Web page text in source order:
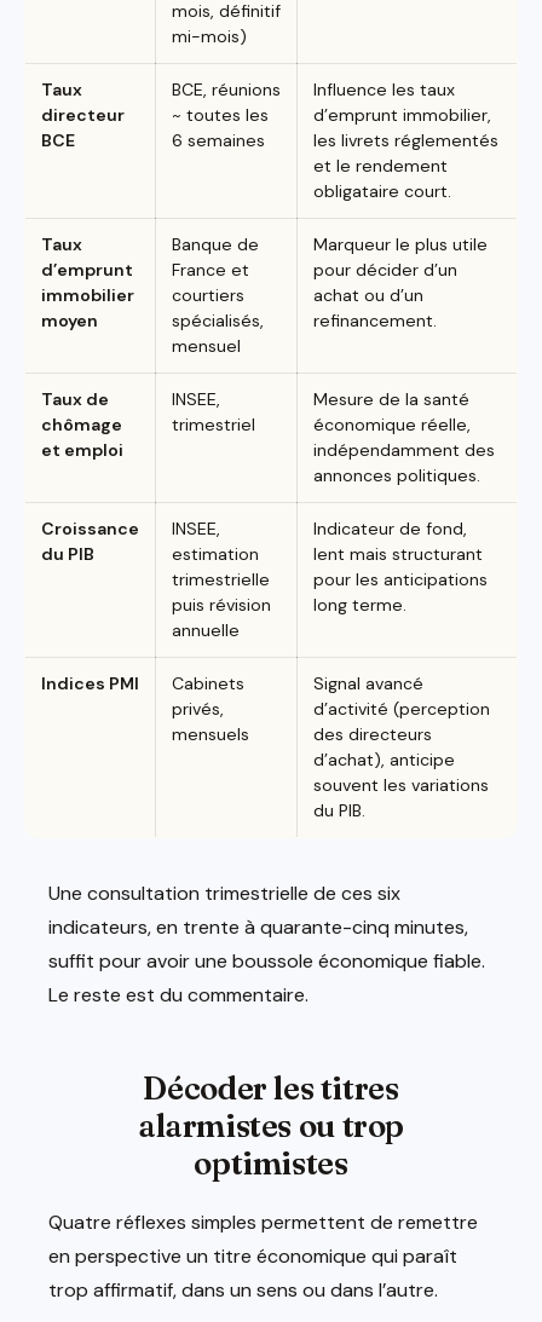
mois, définitif
mi-mois)
Taux
directeur
BCE
BCE, réunions
~ toutes les
6 semaines
Influence les taux
d’emprunt immobilier,
les livrets réglementés
et le rendement
obligataire court.
Taux
d’emprunt
immobilier
moyen
Banque de
France et
courtiers
spécialisés,
mensuel
Marqueur le plus utile
pour décider d’un
achat ou d’un
refinancement.
Taux de
chômage
et emploi
INSEE,
trimestriel
Mesure de la santé
économique réelle,
indépendamment des
annonces politiques.
Croissance
du PIB
INSEE,
estimation
trimestrielle
puis révision
annuelle
Indicateur de fond,
lent mais structurant
pour les anticipations
long terme.
Indices PMI
Cabinets
privés,
mensuels
Signal avancé
d’activité (perception
des directeurs
d’achat), anticipe
souvent les variations
du PIB.
Une consultation trimestrielle de ces six
indicateurs, en trente à quarante-cinq minutes,
suffit pour avoir une boussole économique fiable.
Le reste est du commentaire.
Décoder les titres
alarmistes ou trop
optimistes
Quatre réflexes simples permettent de remettre
en perspective un titre économique qui paraît
trop affirmatif, dans un sens ou dans l’autre.